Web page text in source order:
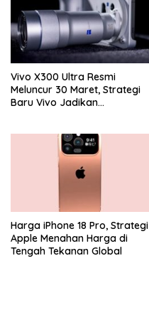
Vivo X300 Ultra Resmi
Meluncur 30 Maret, Strategi
Baru Vivo Jadikan
Harga iPhone 18 Pro, Strategi
Apple Menahan Harga di
Tengah Tekanan Global